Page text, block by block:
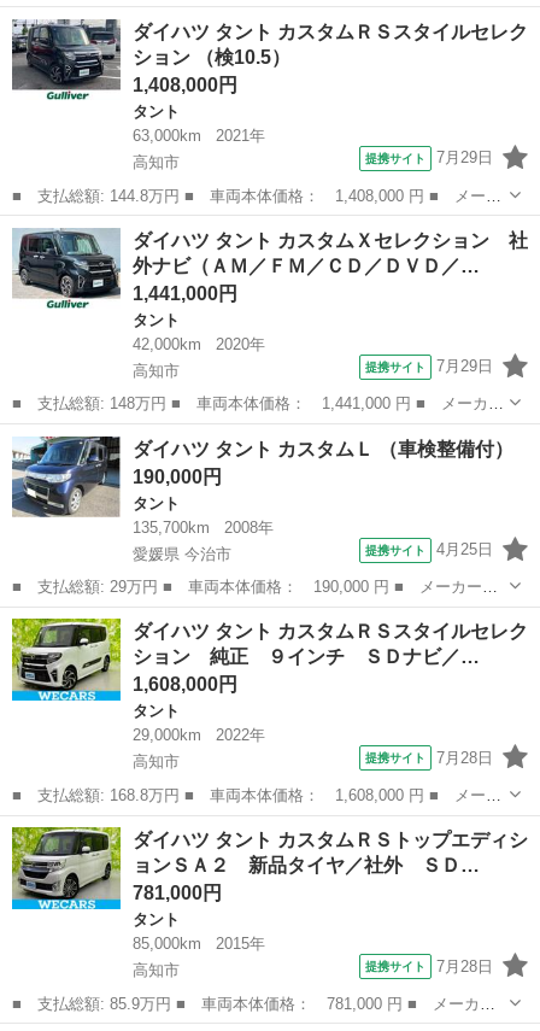
名： ダイハツ ■ 車種名： タント ■ グレード名： Ｘリミテッ
ドＳＡＩＩＩ 禁煙車 純正ナビ 全周囲カメラ 両側電動スライド
ドア スマー...
高知 高知市 タント
ダイハツ タント カスタムＲＳスタイルセレク
ション （検10.5）
1,408,000円
タント
63,000km
2021年
高知市
提携サイト 7月29日
■ 支払総額: 144.8万円 ■ 車両本体価格： 1,408,000 円 ■ メーカ
ー名： ダイハツ ■ 車種名： タント ■ グレード名： カスタム
ＲＳスタイルセレクション ■ 排気量： 660cc ■ ドア枚数： 5...
高知 高知市 タント
ダイハツ タント カスタムＸセレクション 社
外ナビ（ＡＭ／ＦＭ／ＣＤ／ＤＶＤ／…
1,441,000円
タント
42,000km
2020年
高知市
提携サイト 7月29日
■ 支払総額: 148万円 ■ 車両本体価格： 1,441,000 円 ■ メーカー
名： ダイハツ ■ 車種名： タント ■ グレード名： カスタムＸ
セレクション 社外ナビ（ＡＭ／ＦＭ／ＣＤ／ＤＶＤ／ＢＴ／フルセ
グ） 両側...
高知 高知市 タント
ダイハツ タント カスタムＬ （車検整備付）
190,000円
タント
135,700km
2008年
愛媛県 今治市
提携サイト 4月25日
■ 支払総額: 29万円 ■ 車両本体価格： 190,000 円 ■ メーカー
名： ダイハツ ■ 車種名： タント ■ グレード名： カスタムＬ
■ 排気量： 660cc ■ ドア枚数： 5D ■ ミッション： AT4速 ...
愛媛 今治市 タント
ダイハツ タント カスタムＲＳスタイルセレク
ション 純正 ９インチ ＳＤナビ／…
1,608,000円
タント
29,000km
2022年
高知市
提携サイト 7月28日
■ 支払総額: 168.8万円 ■ 車両本体価格： 1,608,000 円 ■ メーカ
ー名： ダイハツ ■ 車種名： タント ■ グレード名： カスタム
ＲＳスタイルセレクション 純正 ９インチ ＳＤナビ／スマートア
シスト（...
高知 高知市 タント
ダイハツ タント カスタムＲＳトップエディシ
ョンＳＡ２ 新品タイヤ／社外 ＳＤ…
781,000円
タント
85,000km
2015年
高知市
提携サイト 7月28日
■ 支払総額: 85.9万円 ■ 車両本体価格： 781,000 円 ■ メーカー